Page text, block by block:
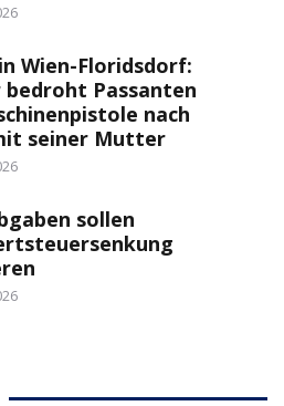
Wien-Floridsdorf:
bedroht Passanten
nach
seiner Mutter
sollen